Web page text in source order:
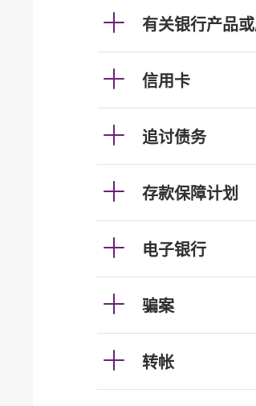
有关银行产品
信用卡
追讨债务
存款保障计划
电子银行
骗案
转帐